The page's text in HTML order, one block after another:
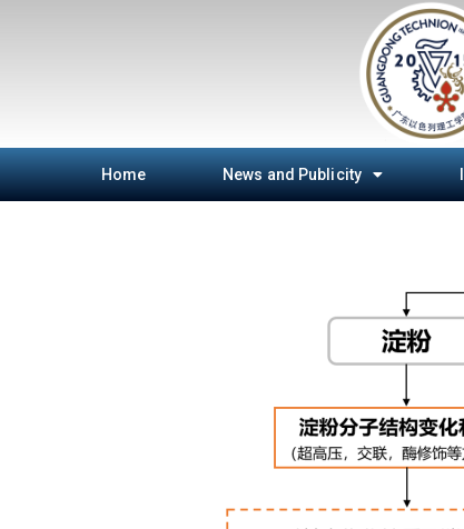
Home News and Publicity